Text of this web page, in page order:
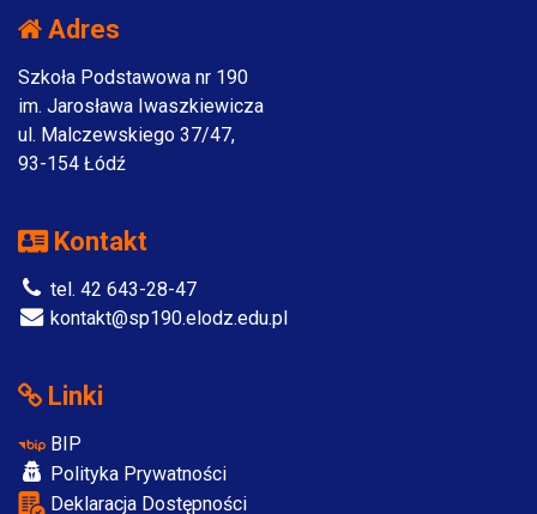
Adres
Szkoła Podstawowa nr 190
im. Jarosława Iwaszkiewicza
ul. Malczewskiego 37/47,
93-154 Łódź
Kontakt
tel. 42 643-28-47
kontakt@sp190.elodz.edu.pl
Linki
BIP
Polityka Prywatności
Deklaracja Dostępności